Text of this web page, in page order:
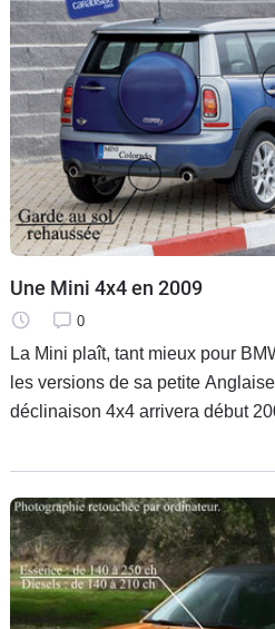
Une Mini 4x4 en 2009
0
La Mini plaît, tant mieux pour
les versions de sa petite
déclinaison 4x4 arrivera début
disposer de vraies capacités